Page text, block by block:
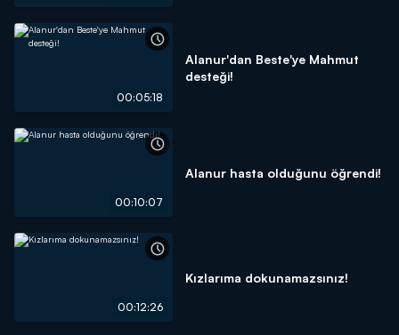
00:05:18
Alanur'dan Beste'ye Mahmut
desteği!
00:10:07
Alanur hasta olduğunu öğrendi!
00:12:26
Kızlarıma dokunamazsınız!